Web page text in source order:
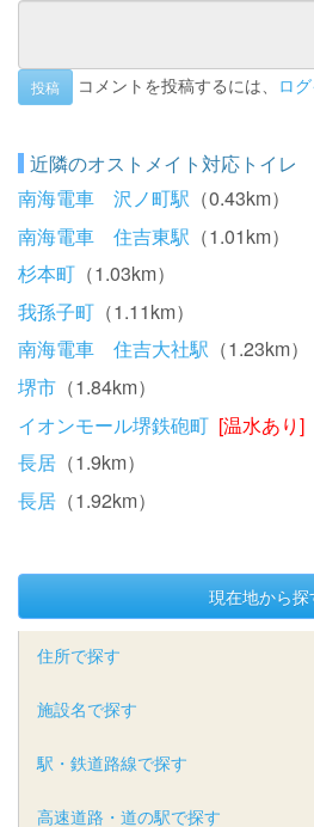
投稿 コメントを投稿するには、 ロ
近隣のオストメイト対応トイレ
南海電車 沢ノ町駅 （0.43km）
南海電車 住吉東駅 （1.01km）
杉本町 （1.03km）
我孫子町 （1.11km）
南海電車 住吉大社駅 （1.23km）
堺市 （1.84km）
イオンモール堺鉄砲町 [温水あり]
長居 （1.9km）
長居 （1.92km）
現在地から探
住所で探す
施設名で探す
駅・鉄道路線で探す
高速道路・道の駅で探す